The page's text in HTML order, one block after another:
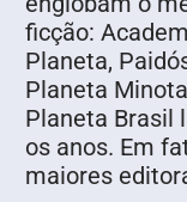
ficção:
Planeta,
Planeta
Planeta Brasil
os anos. Em
maiores